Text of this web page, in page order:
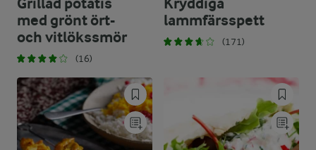
med grönt ört-
och vitlökssmör
(16)
lammfärsspett
(171)